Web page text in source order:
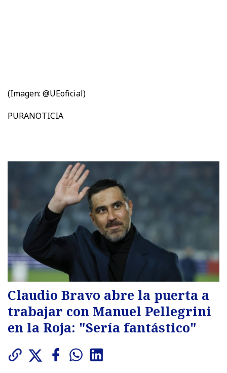
(Imagen: @UEoficial)
PURANOTICIA
Claudio Bravo abre la puerta a
trabajar con Manuel Pellegrini
en la Roja: "Sería fantástico"